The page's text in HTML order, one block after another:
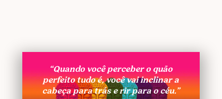
“Quando você perceber o quão
perfeito tudo é, você vai inclinar a
cabeça para trás e rir para o céu.”